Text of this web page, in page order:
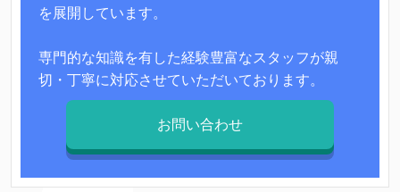
を展開しています。
専門的な知識を有した経験豊富なスタッフが親
切・丁寧に対応させていただいております。
お問い合わせ